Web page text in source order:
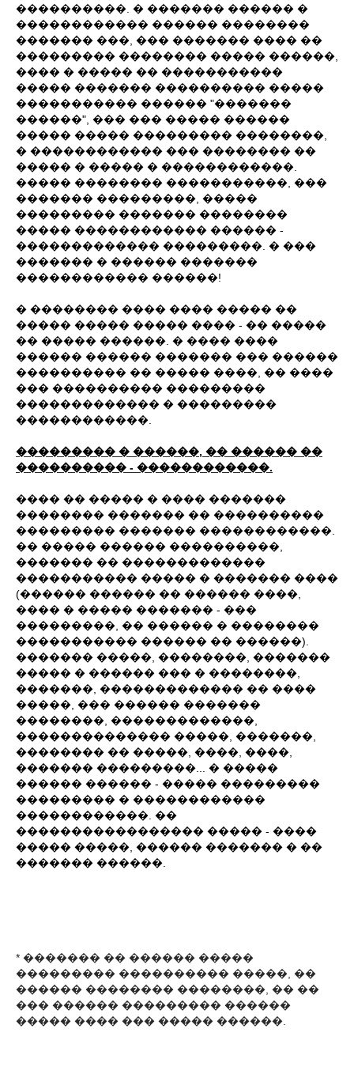
����������. � ������� ������ �
������������ ������ ��������
������� ���, ��� ������� ���� ��
��������� �������� ����� ������,
���� � ����� �� �����������
����� ������� ���������� �����
����������� ������ "�������
������", ��� ��� ����� ������
����� ����� ��������� ��������,
� ������������ ��� �������� ��
����� � ����� � ������������.
����� �������� �����������, ���
������� ���������, �����
��������� ������� ��������
����� ������������ ������ -
������������� ���������. � ���
������� � ������ �������
������������ ������!
� �������� ���� ���� ����� ��
����� ����� ����� ���� - �� �����
�� ����� ������. � ���� ����
������ ������ ������� ��� ������
���������� �� ����� ����, �� ����
��� ���������� ���������
������������� � ���������
������������.
��������� � ������, �� ������ ��
���������� - ������������.
���� �� ����� � ���� �������
�������� ������� �� ����������
��������� ������� ������������.
�� ����� ������ ����������,
������� �� �������������
����������� ����� � ������� ����
(������ ������ �� ������ ����,
���� � ����� ������� - ���
���������, �� ������ � ��������
����������� ������ �� ������).
������� �����, ��������, �������
����� � ������ ��� � ��������,
�������, ������������� �� ����
�����, ��� ������ �������
��������, �������������,
�������������� �����, �������,
�������� �� �����, ����, ����,
������� ���������... � �����
������ ������ - ����� ���������
��������� � ������������
������������. ��
����������������� ����� - ����
����� �����, ������ ������� � ��
������� ������.
* ������� �� ������ �����
��������� ���������� �����, ��
������ �������� ��������, �� ��
��� ������ ��������� ������
����� ���� ��� ����� ������.